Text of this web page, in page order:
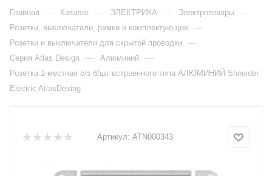
Главная — Каталог — ЭЛЕКТРИКА — Электротовары —
Розетки, выключатели, рамки и комплектующие —
Розетки и выключатели для скрытой проводки —
Серия Atlas Design — Алюминий —
Розетка 1-местная с/з б/шт встроенного типа АЛЮМИНИЙ Shneider
Electric AtlasDesing
Артикул: ATN000343